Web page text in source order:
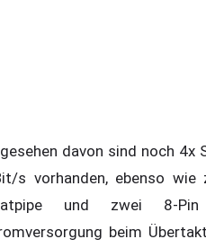
davon sind noch 4x
s vorhanden, ebenso wie
und zwei 8-
beim